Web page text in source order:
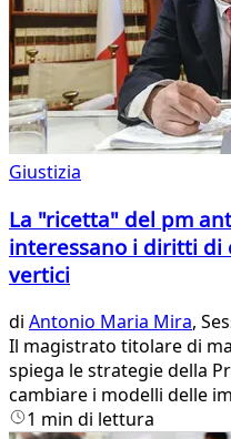
Giustizia
La "ricetta" del pm
interessano i diritti di
vertici
di Antonio Maria Mira,
Il magistrato titolare di
spiega le strategie della
cambiare i modelli delle
1 min di lettura